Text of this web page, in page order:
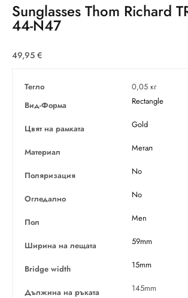
Sunglasses Thom Richard TR9075 C-
44-N47
49,95 €
Тегло
0,05 кг
Вид-Форма
Rectangle
Цвят на рамката Gold
Материал Метал
Поляризация No
Огледално No
Пол Men
Ширина на лещата 59mm
Bridge width 15mm
Дължина на ръката 145mm